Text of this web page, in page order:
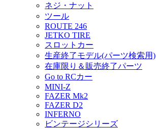
ネジ・ナット
ツール
ROUTE 246
JETKO TIRE
スロットカー
生産終了モデル(パーツ検索用)
在庫限り＆販売終了パーツ
Go to RCカー
MINI-Z
FAZER Mk2
FAZER D2
INFERNO
ビンテージシリーズ